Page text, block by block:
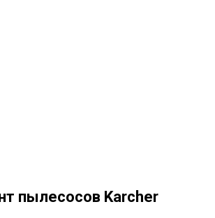
пылесосов Karcher